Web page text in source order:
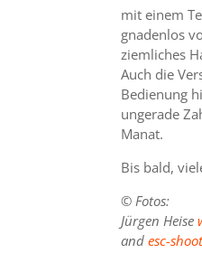
mit einem
gnadenlos
ziemliches
Auch die
Bedienung
ungerade
Manat.
Bis bald,
© Fotos:
Jürgen Heise
andesc-